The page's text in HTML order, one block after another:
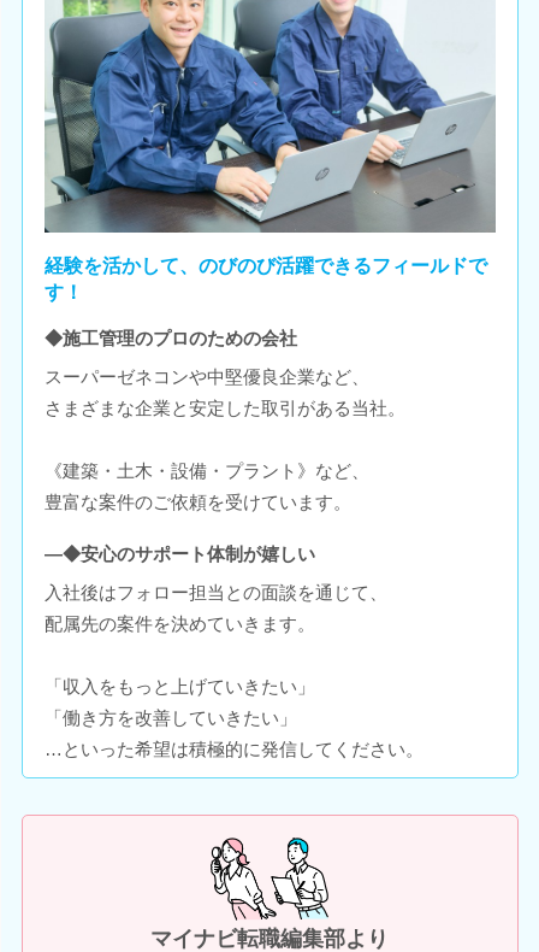
経験を活かして、のびのび活躍できるフィールドで
す！
◆施工管理のプロのための会社
スーパーゼネコンや中堅優良企業など、
さまざまな企業と安定した取引がある当社。
《建築・土木・設備・プラント》など、
豊富な案件のご依頼を受けています。
―◆安心のサポート体制が嬉しい
入社後はフォロー担当との面談を通じて、
配属先の案件を決めていきます。
「収入をもっと上げていきたい」
「働き方を改善していきたい」
…といった希望は積極的に発信してください。
マイナビ転職編集部より